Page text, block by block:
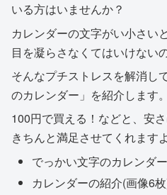
いる方はいませんか？
カレンダーの文字がい小さい
目を凝らさなくてはいけない
そんなプチストレスを解消し
のカレンダー」を紹介します。
100円で買える！などと、安
きちんと満足させてくれますよ
でっかい文字のカレンダ
カレンダーの紹介(画像6